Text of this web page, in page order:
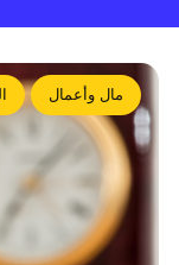
مال وأعمال